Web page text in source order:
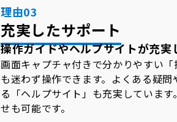
理由03
充実したサポート
操作ガイドやヘルプサイトが充
画面キャプチャ付きで分かりやすい
も迷わず操作できます。よくある疑
る「ヘルプサイト」も充実していま
せも可能です。